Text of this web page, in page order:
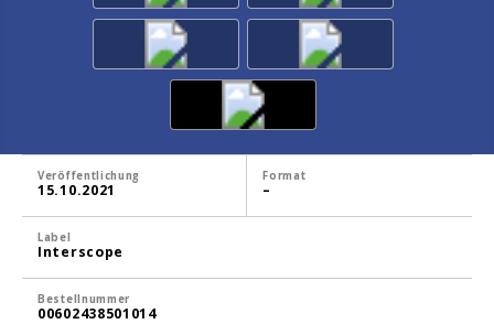
Veröffentlichung
15.10.2021
Format
–
Label
Interscope
Bestellnummer
00602438501014